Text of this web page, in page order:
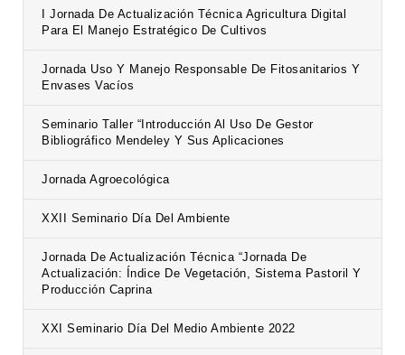
I Jornada De Actualización Técnica Agricultura Digital
Para El Manejo Estratégico De Cultivos
Jornada Uso Y Manejo Responsable De Fitosanitarios Y
Envases Vacíos
Seminario Taller “Introducción Al Uso De Gestor
Bibliográfico Mendeley Y Sus Aplicaciones
Jornada Agroecológica
XXII Seminario Día Del Ambiente
Jornada De Actualización Técnica “Jornada De
Actualización: Índice De Vegetación, Sistema Pastoril Y
Producción Caprina
XXI Seminario Día Del Medio Ambiente 2022